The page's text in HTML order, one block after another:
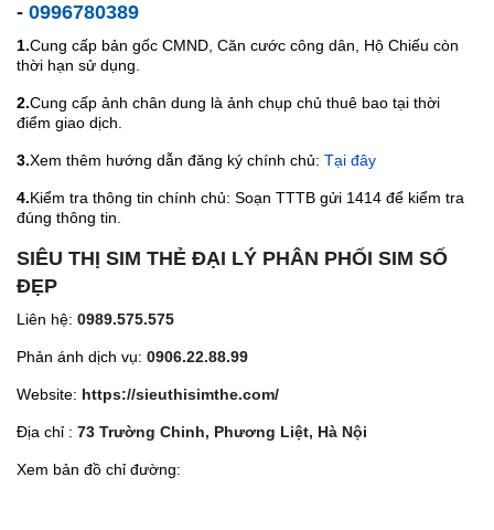
- 0996780389
1.Cung cấp bản gốc CMND, Căn cước công dân, Hộ Chiếu còn
thời hạn sử dụng.
2.Cung cấp ảnh chân dung là ảnh chụp chủ thuê bao tại thời
điểm giao dịch.
3.Xem thêm hướng dẫn đăng ký chính chủ: Tại đây
4.Kiểm tra thông tin chính chủ: Soạn TTTB gửi 1414 để kiểm tra
đúng thông tin.
SIÊU THỊ SIM THẺ ĐẠI LÝ PHÂN PHỐI SIM SỐ
ĐẸP
Liên hệ: 0989.575.575
Phản ánh dịch vụ: 0906.22.88.99
Website: https://sieuthisimthe.com/
Địa chỉ : 73 Trường Chinh, Phương Liệt, Hà Nội
Xem bản đồ chỉ đường: